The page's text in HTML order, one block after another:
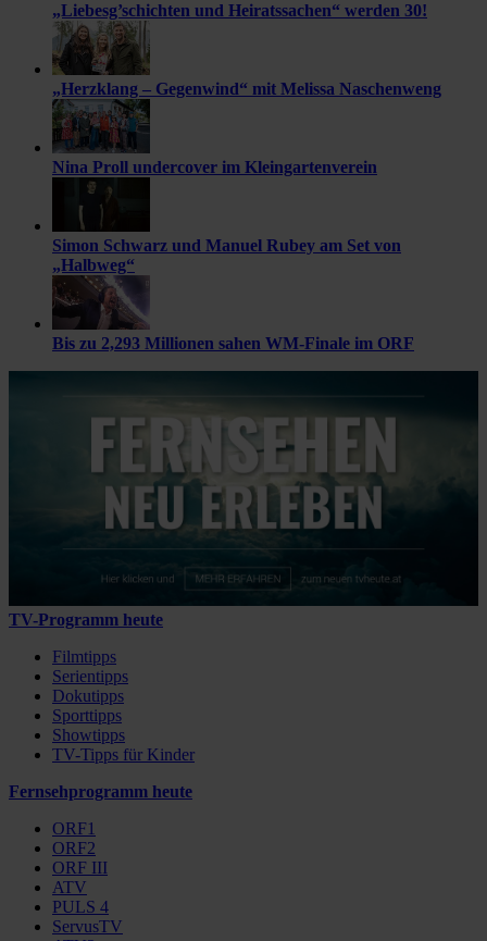
„Liebesg’schichten und Heiratssachen“ werden 30!
„Herzklang – Gegenwind“ mit Melissa Naschenweng
Nina Proll undercover im Kleingartenverein
Simon Schwarz und Manuel Rubey am Set von
„Halbweg“
Bis zu 2,293 Millionen sahen WM-Finale im ORF
TV-Programm heute
Filmtipps
Serientipps
Dokutipps
Sporttipps
Showtipps
TV-Tipps für Kinder
Fernsehprogramm heute
ORF1
ORF2
ORF III
ATV
PULS 4
ServusTV